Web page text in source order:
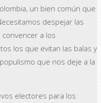
un bien común que
despejar las
a los
los que evitan las balas y
que nos deje a la
electores para los